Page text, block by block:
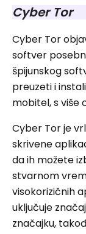
Cyber ​​Tor
Cyber ​​Tor
softver
špijunskog
preuzeti i
mobitel, s više
Cyber ​​Tor je
skrivene
da ih možete
stvarnom
visokorizičnih
uključuje
značajku,